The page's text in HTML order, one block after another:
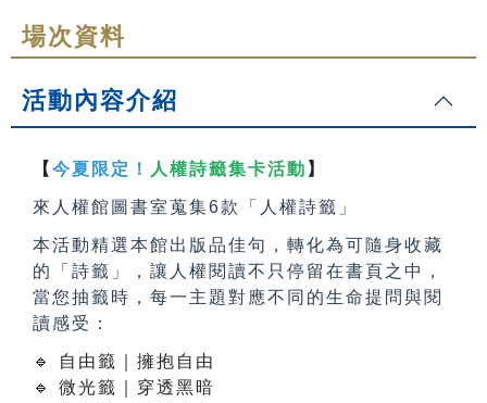
場次資料
活動內容介紹
【 今夏限定！ 人權詩籤集卡活動 】
來人權館圖書室蒐集6款「人權詩籤」
本活動精選本館出版品佳句，轉化為可隨身收藏
的「詩籤」，讓人權閱讀不只停留在書頁之中，
當您抽籤時，每一主題對應不同的生命提問與閱
讀感受：
🔹
自由籤｜擁抱自由
🔹
微光籤｜穿透黑暗